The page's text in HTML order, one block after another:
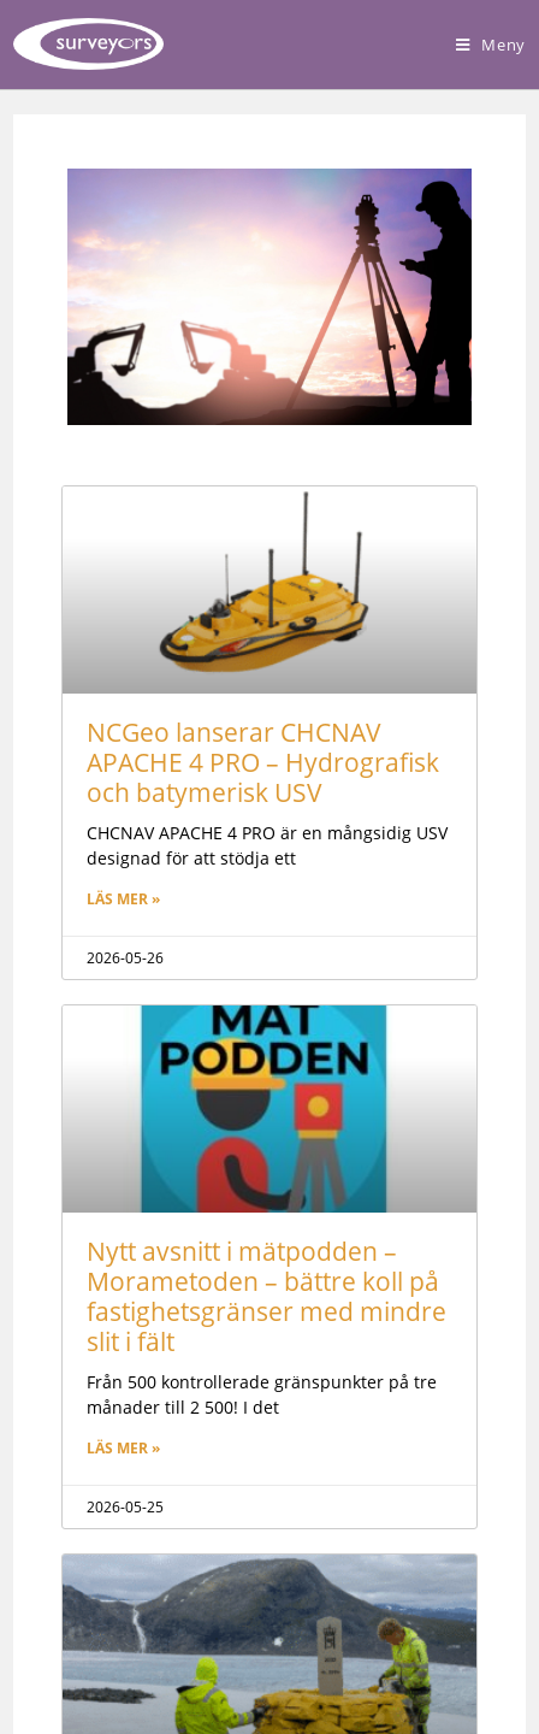
Meny
mätbranschen
Här hittar du nyheter, jobb, utrustning du kan
PRENUMERERA PÅ VÅRT NYHETSBREV
NCGeo lanserar CHCNAV
APACHE 4 PRO – Hydrografisk
och batymerisk USV
CHCNAV APACHE 4 PRO är en mångsidig USV
designad för att stödja ett
LÄS MER »
2026-05-26
Nytt avsnitt i mätpodden –
Morametoden – bättre koll på
fastighetsgränser med mindre
slit i fält
Från 500 kontrollerade gränspunkter på tre
månader till 2 500! I det
LÄS MER »
2026-05-25